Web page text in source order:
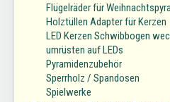
Flügelräder für
Holztüllen Adapter für Kerzen
LED Kerzen Schwibbogen
umrüsten auf LEDs
Pyramidenzubehör
Sperrholz / Spandosen
Spielwerke